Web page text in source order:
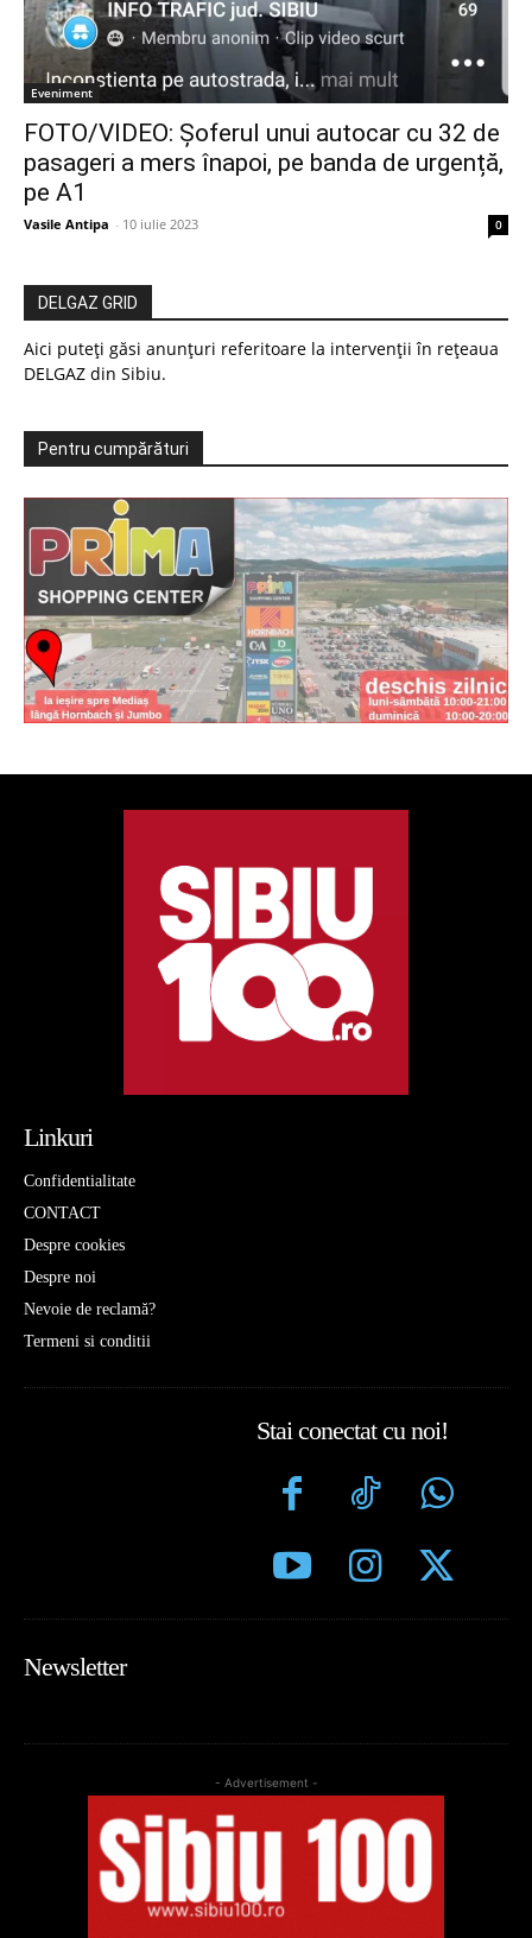
Eveniment
FOTO/VIDEO: Șoferul unui autocar cu 32 de
pasageri a mers înapoi, pe banda de urgență,
pe A1
Vasile Antipa - 10 iulie 2023 0
DELGAZ GRID
Aici puteți găsi anunțuri referitoare la intervenții în rețeaua
DELGAZ din Sibiu.
Pentru cumpărături
Linkuri
Confidentialitate
CONTACT
Despre cookies
Despre noi
Nevoie de reclamă?
Termeni si conditii
Stai conectat cu noi!
Newsletter
- Advertisement -